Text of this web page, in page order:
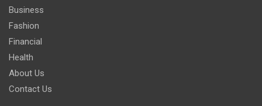
Business
Fashion
Financial
Health
About Us
Contact Us